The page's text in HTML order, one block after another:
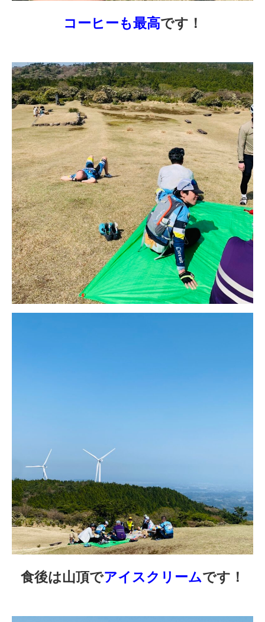
コーヒーも最高です！
食後は山頂でアイスクリームです！